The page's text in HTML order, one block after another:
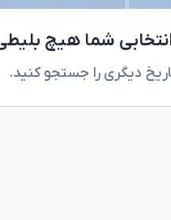
انتخابی شما هیچ
دیگری را جستجو کنید.